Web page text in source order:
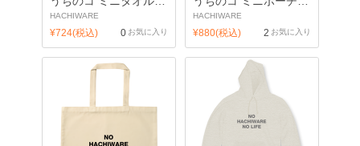
HACHIWARE
¥724(税込) 0 お気に入り
HACHIWARE
¥880(税込) 2 お気に入り